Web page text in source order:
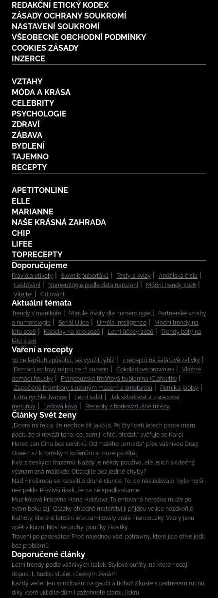
REDAKČNÍ ETICKÝ KODEX
ZÁSADY OCHRANY SOUKROMÍ
NASTAVENÍ SOUKROMÍ
VŠEOBECNÉ OBCHODNÍ PODMÍNKY
COOKIES ZÁSADY
INZERCE
VZTAHY
MÓDA A KRÁSA
CELEBRITY
PSYCHOLOGIE
ZDRAVÍ
ZÁBAVA
BYDLENÍ
TAJEMNO
RECEPTY
APETITONLINE
ELLE
MARIANNE
NAŠE KRÁSNÁ ZAHRADA
CHIP
LIFEE
TOPRECEPTY
Doporučujeme
Pravidla etikety Slovník puberťáků Testy a kvízy
Andělská čísla
Cestování
Numerologie podle data narození
Módní trendy 2026
Vítejte!
Grilování
Aktuální témata
Trendy v manikúře Minulé životy dle numerologie
Partnerské vztahy
a numerologie
Seriál Ulice Umělá inteligence
Módní trendy na
léto 2026
Kabelky na léto 2026 Letní účesy 2026
Trendy boty na
léto 2026
Vaření a recepty
30 nejlepších způsobů, jak využít rybíz
7 receptů na salátové zálivky
Domácí iontový nápoj ze tří surovin
Čokoládové brownies
Vláčné
domácí housky
Francouzská třešňová bublanina (Clafoutis)
Zapečené brambory s uzeným masem a smetanou
Perník s jablky
Extra rychlé lívance
Letní salát
Jak skladovat a zpracovat
meruňky
Ledová káva Recepty z horkovzdušné fritézy
Články Svět ženy
„Dcera mi řekla, že nechce žít jako já. Po čtyřiceti letech práce mám
pocit, že si neváží toho, co jsem jí chtěl předat,“ svěřuje se Karel
Herec Jan Cina bez servítků: Od malého „smrada” přes vášnivou Drag
Queen až k romským kořenům a touze po dítěti
Kvíz z českých frazémů: Každý je někdy používá, ale jejich skutečný
význam zná málokdo. Obstojíte bez jediné chyby?
Nad Hirošimou se rozsvítilo druhé slunce. To, co následovalo, bylo horší
než peklo. Přeživší říkali, že na ně spadlo slunce
Muzikálová královna Hana Holišová: Talentovaná herečka muže po
svém boku tají. Otázky ohledně mateřství jí přijdou velice nezdvořilé
Kalhoty, které si letošní léto zamilovaly zralé Francouzky. Vzory jsou
opět v kurzu: Nosí se pruhy, puntíky i kostky
Trávení po padesátce: Proč najednou vadí potraviny, které jste dříve jedli
bez problémů
Doporučené články
Letní trendy podle vášnivých Italek. Stylové outfity, na které nedají
dopustit, budou slušet i českým ženám
Každý večer jen scrollování na gauči a ticho? Zkuste s partnerem rutinu,
díky které uklidíte dům i zažehnete starou jiskru